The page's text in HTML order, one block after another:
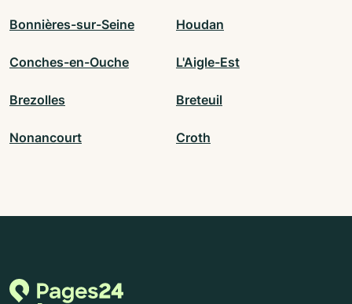
Bonnières-sur-Seine Houdan
Conches-en-Ouche L'Aigle-Est
Brezolles Breteuil
Nonancourt Croth